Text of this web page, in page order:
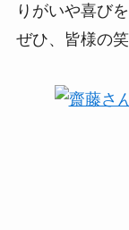
りがいや喜び
ぜひ、皆様の